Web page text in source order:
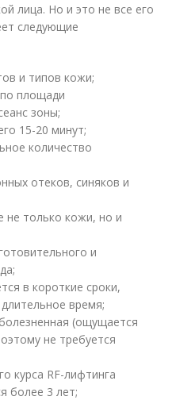
лица. Но и это не все его
следующие
и типов кожи;
площади
зоны;
15-20 минут;
количество
отеков, синяков и
не только кожи, но и
и
в короткие сроки,
время;
(ощущается
не требуется
курса RF-лифтинга
более 3 лет;